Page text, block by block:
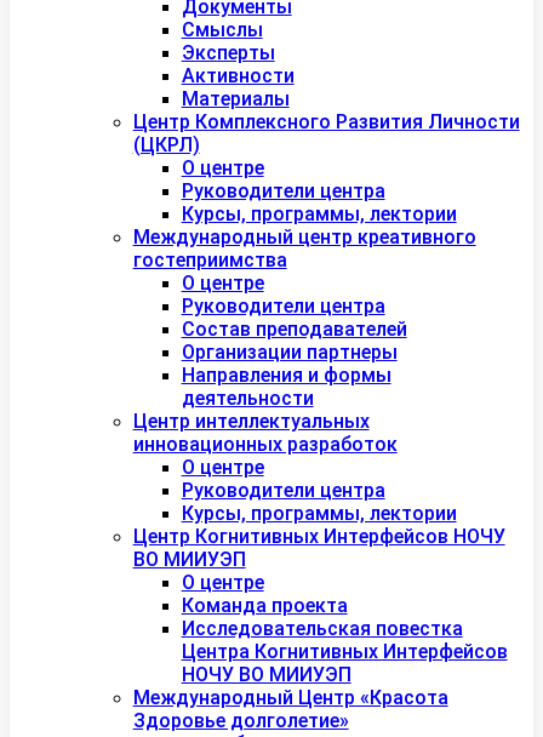
Документы
Смыслы
Эксперты
Активности
Материалы
Центр Комплексного Развития Личности
(ЦКРЛ)
О центре
Руководители центра
Курсы, программы, лектории
Международный центр креативного
гостеприимства
О центре
Руководители центра
Состав преподавателей
Организации партнеры
Направления и формы
деятельности
Центр интеллектуальных
инновационных разработок
О центре
Руководители центра
Курсы, программы, лектории
Центр Когнитивных Интерфейсов НОЧУ
ВО МИИУЭП
О центре
Команда проекта
Исследовательская повестка
Центра Когнитивных Интерфейсов
НОЧУ ВО МИИУЭП
Международный Центр «Красота
Здоровье долголетие»